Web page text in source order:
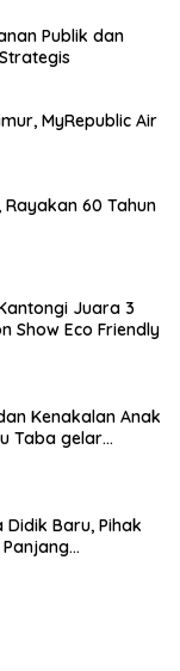
Publik dan
MyRepublic Air
60 Tahun
Juara 3
Show Eco Friendly
Kenakalan Anak
Taba gelar
Didik Baru, Pihak
Panjang